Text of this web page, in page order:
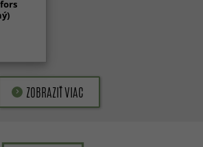
ZOBRAZIŤ VIAC